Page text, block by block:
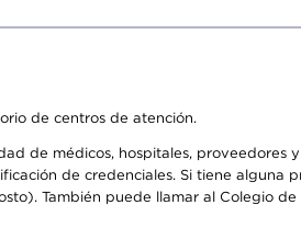
de centros de atención.
de médicos, hospitales, proveedores
de credenciales. Si tiene alguna
También puede llamar al Colegio